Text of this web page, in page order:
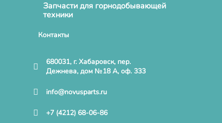
Запчасти для горнодобывающей
техники
Контакты
680031, г. Хабаровск, пер.
Дежнева, дом №18 А, оф. 333
info@novusparts.ru
+7 (4212) 68-06-86